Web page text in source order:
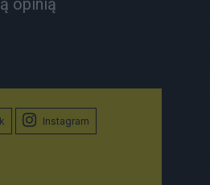
Instagram